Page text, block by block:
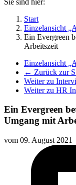
Start
Einzelansicht
Ein Evergreen
Arbeitszeit
Einzelansicht
← Zurück zur
Weiter zu
Weiter zu HR
Ein Evergreen
Umgang mit
vom 09. August 2021